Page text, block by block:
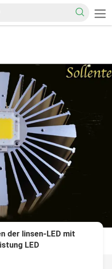
der linsen-LED mit
LED